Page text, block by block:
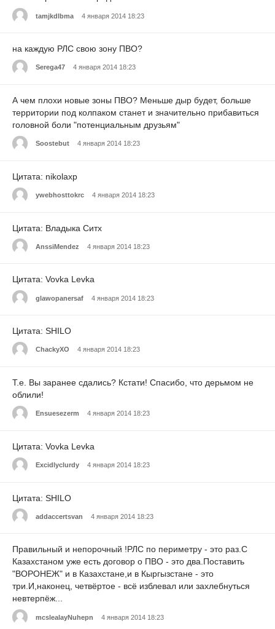
tamjkdlbma 4 января 2014 18:23
на каждую РЛС свою зону ПВО?
Serega47 4 января 2014 18:23
А чем плохи новые зоны ПВО? Меньше дыр будет, больше
территории под колпаком станет и значительно прибавиться
головной боли "потенциальным друзьям"
Soostebut 4 января 2014 18:23
Цитата: nikolaxp
ywebhosttokrc 4 января 2014 18:23
Цитата: Владыка Ситх
AnssiMendez 4 января 2014 18:23
Цитата: Vovka Levka
glawopanersaf 4 января 2014 18:23
Цитата: SHILO
ChackyXO 4 января 2014 18:23
Т.е. Вы заранее сдались? Кстати! Спасибо, что дерьмом не
облили!
Ensuesezerm 4 января 2014 18:23
Цитата: Vovka Levka
Excidlyclurdy 4 января 2014 18:23
Цитата: SHILO
addaccertsvan 4 января 2014 18:23
Правильный и непорочный !РЛС по периметру - это раз.С
Казахстаном уже есть договор о ПВО - это два.Поставить
"ВОРОНЕЖ" и в Казахстане,и в Кыргызстане - это
три.И,наконец, четвёртое - всё изблевал или захлебнуться
невтерпёж...
mcslealayNuhepn 4 января 2014 18:23